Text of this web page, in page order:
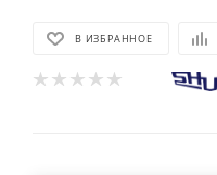
В ИЗБРАННОЕ